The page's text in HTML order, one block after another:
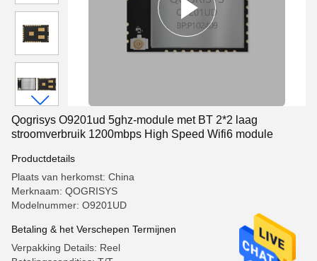
Qogrisys O9201ud 5ghz-module met BT 2*2 laag
stroomverbruik 1200mbps High Speed Wifi6 module
Productdetails
Plaats van herkomst: China
Merknaam: QOGRISYS
Modelnummer: O9201UD
Betaling & het Verschepen Termijnen
Verpakking Details: Reel